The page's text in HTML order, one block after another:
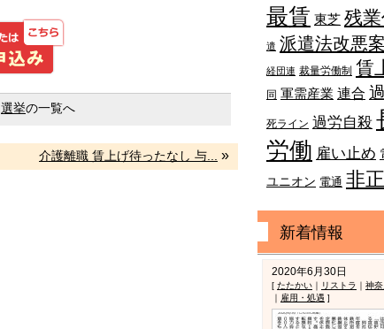
しんぶん赤旗 見本紙または購読の申込み
選挙の一覧へ
介護離職 賃上げ待ったなし 与... »
最賃 東芝 残
遣 派遣法改悪案
経団連 裁量労働制 賃
同 軍需産業 連合
死ライン 過労自殺
労働 雇い止め
ユニオン 電通 非
新着情報
2020年6月30日
[ たたかい ｜ リストラ ｜ 神奈
｜ 雇用・処遇 ]